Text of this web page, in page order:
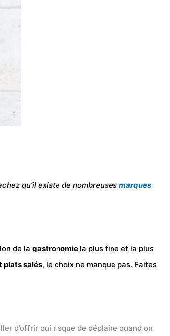
qu’il existe de nombreuses marques
de la gastronomie la plus fine et la plus
plats salés, le choix ne manque pas. Faites
d’offrir qui risque de déplaire quand on